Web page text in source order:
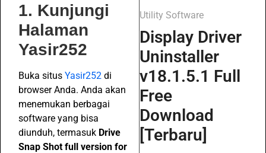
1. Kunjungi
Halaman
Yasir252
Buka situs Yasir252 di
browser Anda. Anda akan
menemukan berbagai
software yang bisa
diunduh, termasuk Drive
Snap Shot full version for
Utility Software
Display Driver
Uninstaller
v18.1.5.1 Full
Free
Download
[Terbaru]